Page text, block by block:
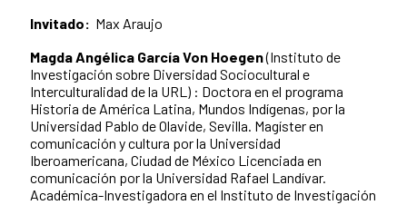
Invitado: Max Araujo
Magda Angélica García Von Hoegen(Instituto de
Investigación sobre Diversidad Sociocultural e
Interculturalidad de la URL) : Doctora en el programa
Historia de América Latina, Mundos Indígenas, por la
Universidad Pablo de Olavide, Sevilla. Magíster en
comunicación y cultura por la Universidad
Iberoamericana, Ciudad de México Licenciada en
comunicación por la Universidad Rafael Landívar.
Académica-Investigadora en el Instituto de Investigación